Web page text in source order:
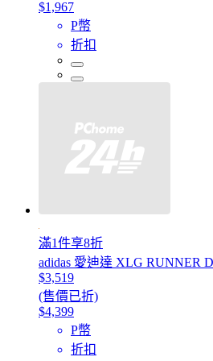
$1,967
P幣
折扣
滿1件享8折
adidas 愛迪達 XLG RUNNER
$3,519
(售價已折)
$4,399
P幣
折扣